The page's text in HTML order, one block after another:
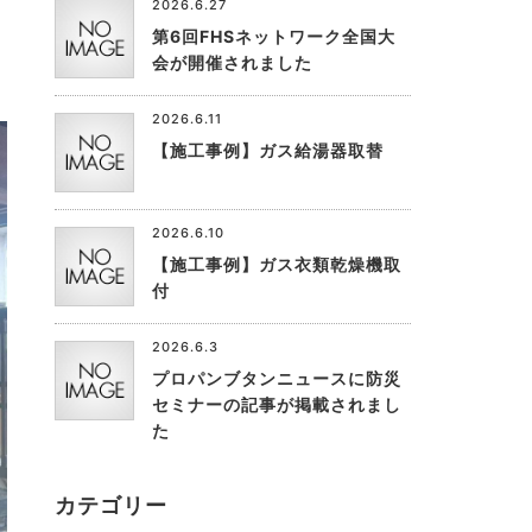
2026.6.27
第6回FHSネットワーク全国大
会が開催されました
2026.6.11
【施工事例】ガス給湯器取替
2026.6.10
【施工事例】ガス衣類乾燥機取
付
2026.6.3
プロパンブタンニュースに防災
セミナーの記事が掲載されまし
た
カテゴリー